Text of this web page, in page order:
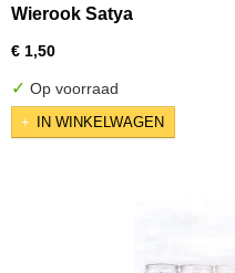
Wierook Satya
€ 1,50
✓ Op voorraad
IN WINKELWAGEN